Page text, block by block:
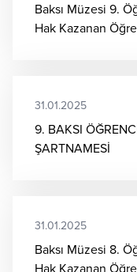
Baksı Müzesi 9.
Hak Kazanan
31.01.2025
9. BAKSI
ŞARTNAMESİ
31.01.2025
Baksı Müzesi 8.
Hak Kazanan